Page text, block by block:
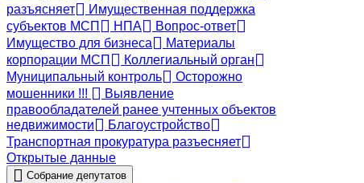
разъясняет
Имущественная поддержка
субъектов МСП
НПА
Вопрос-ответ
Имущество для бизнеса
Материалы
корпорации МСП
Коллегиальный орган
Муниципальный контроль
Осторожно
мошенники !!!
Выявление
правообладателей ранее учтенных объектов
недвижимости
Благоустройство
Транспортная прокуратура разъесняет
Открытые данные
Собрание депутатов